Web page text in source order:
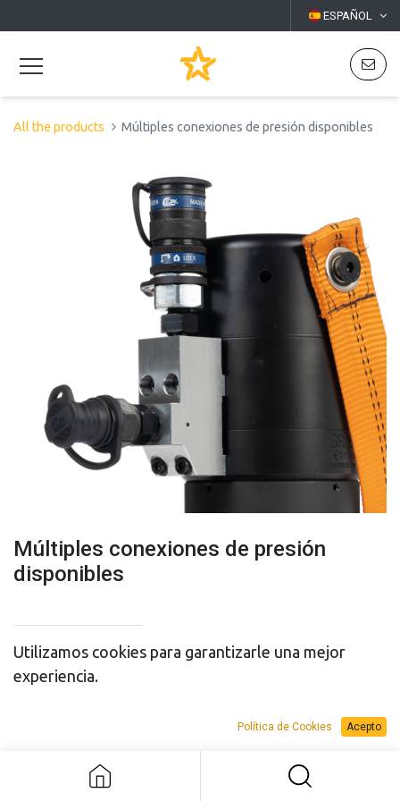
ESPAÑOL
All the products Múltiples conexiones de presión disponibles
Múltiples conexiones de presión
disponibles
ALQUILER
Add to Request Budget
Múltiples conexiones de presión
Utilizamos cookies para garantizarle una mejor
experiencia.
Política de Cookies Acepto